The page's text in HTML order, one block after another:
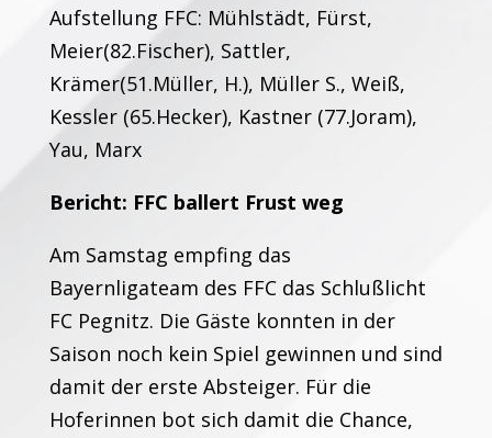
Aufstellung FFC: Mühlstädt, Fürst,
Meier(82.Fischer), Sattler,
Krämer(51.Müller, H.), Müller S., Weiß,
Kessler (65.Hecker), Kastner (77.Joram),
Yau, Marx
Bericht: FFC ballert Frust weg
Am Samstag empfing das
Bayernligateam des FFC das Schlußlicht
FC Pegnitz. Die Gäste konnten in der
Saison noch kein Spiel gewinnen und sind
damit der erste Absteiger. Für die
Hoferinnen bot sich damit die Chance,